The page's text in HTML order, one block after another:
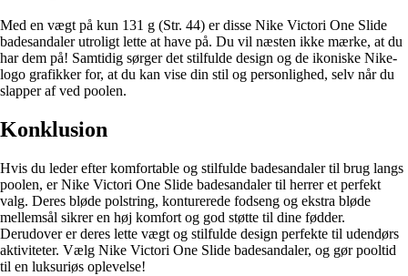
Med en vægt på kun 131 g (Str. 44) er disse Nike Victori One Slide
badesandaler utroligt lette at have på. Du vil næsten ikke mærke, at du
har dem på! Samtidig sørger det stilfulde design og de ikoniske Nike-
logo grafikker for, at du kan vise din stil og personlighed, selv når du
slapper af ved poolen.
Konklusion
Hvis du leder efter komfortable og stilfulde badesandaler til brug langs
poolen, er Nike Victori One Slide badesandaler til herrer et perfekt
valg. Deres bløde polstring, konturerede fodseng og ekstra bløde
mellemsål sikrer en høj komfort og god støtte til dine fødder.
Derudover er deres lette vægt og stilfulde design perfekte til udendørs
aktiviteter. Vælg Nike Victori One Slide badesandaler, og gør pooltid
til en luksuriøs oplevelse!